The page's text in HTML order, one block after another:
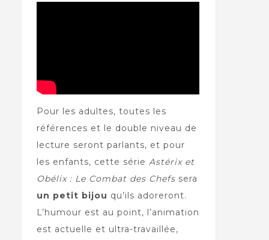
Pour les adultes, toutes les
références et le double niveau de
lecture seront parlants, et pour
les enfants, cette série Astérix et
Obélix : Le Combat des Chefs sera
un petit bijou qu’ils adoreront.
L’humour est au point, l’animation
est actuelle et ultra-travaillée,